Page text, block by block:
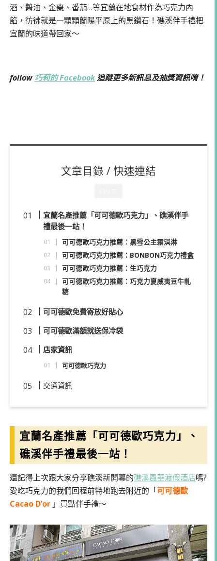
酒、醬油、金棗、番茄…等宜蘭在地食材作為巧克力內
餡，彷彿就是一顆顆蘭陽平原上的黑鑽石！礁溪伴手禮把
宜蘭的味道帶回家～
follow巧莉的 Facebook追蹤更多新訊息及抽獎資訊唷！
文章目錄 / 快速連結
宜蘭名產推薦「可可德歐巧克力」、礁溪伴手
禮最後一站！
可可德歐巧克力推薦：黑雪公主霜淇淋
可可德歐巧克力推薦：BONBON巧克力禮盒
可可德歐巧克力推薦：生巧克力
可可德歐巧克力推薦：巧克力夏威夷豆牛軋
糖
可可德歐免費寄放好貼心
可可德歐滿額就送保冷袋
店家資訊
可可德歐巧克力
交通資訊
宜蘭名產推薦「可可德歐巧克力」、
礁溪伴手禮最後一站！
還記得上次跟大家分享礁溪新開幕的礁溪風華渡假酒店嗎?
愛吃巧克力的我們回程前特地跑去附近的「可可德歐
Cacao D’or 」買點伴手禮～